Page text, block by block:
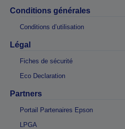
Conditions générales
Conditions d’utilisation
Légal
Fiches de sécurité
Eco Declaration
Partners
Portail Partenaires Epson
LPGA